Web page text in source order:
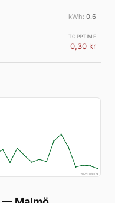
0.6
0,30 kr
2026-08-09